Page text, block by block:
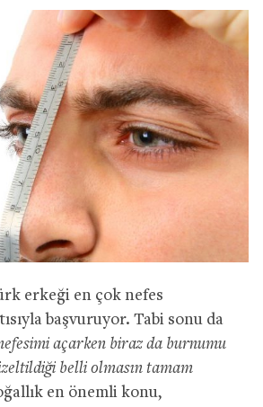
erkeği en çok nefes
başvuruyor. Tabi sonu da
açarken biraz da burnumu
belli olmasın tamam
en önemli konu,